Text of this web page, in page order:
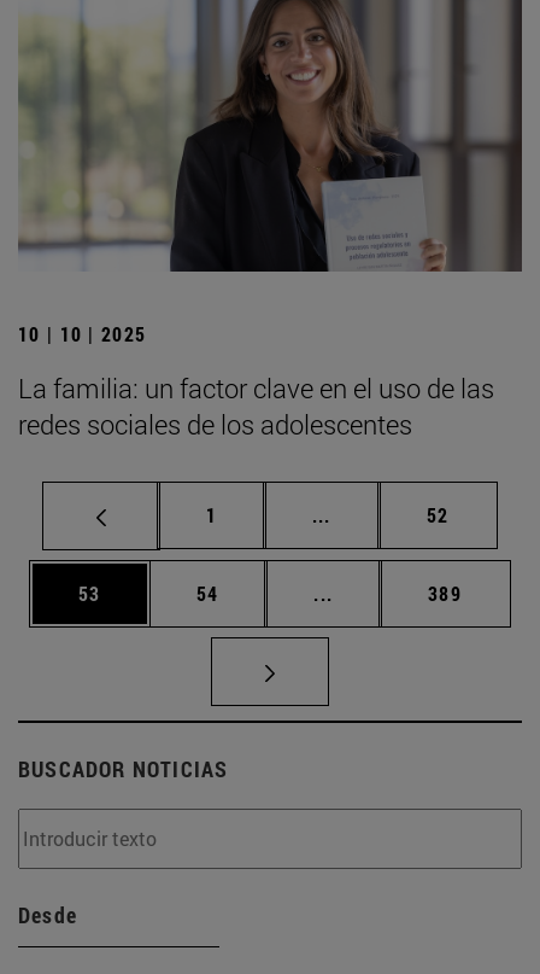
10 | 10 | 2025
La familia: un factor clave en el uso de las
redes sociales de los adolescentes
Página
1 ... Páginas intermedias
Página
52
Página
53 Página
54 ... Páginas intermedias
Página
389
BUSCADOR NOTICIAS
Desde